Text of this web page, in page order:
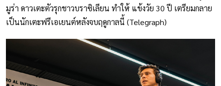
มูร่า ดาวเตะตัวรุกชาวบราซิเลียน ทำให้ แข้งวัย 30 ปี เตรียมกลาย
เป็นนักเตะฟรีเอเยนต์หลังจบฤดูกาลนี้ (Telegraph)